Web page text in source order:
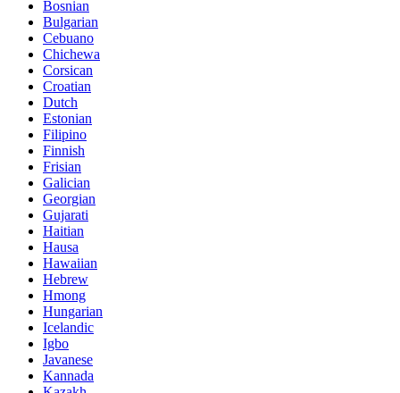
Bosnian
Bulgarian
Cebuano
Chichewa
Corsican
Croatian
Dutch
Estonian
Filipino
Finnish
Frisian
Galician
Georgian
Gujarati
Haitian
Hausa
Hawaiian
Hebrew
Hmong
Hungarian
Icelandic
Igbo
Javanese
Kannada